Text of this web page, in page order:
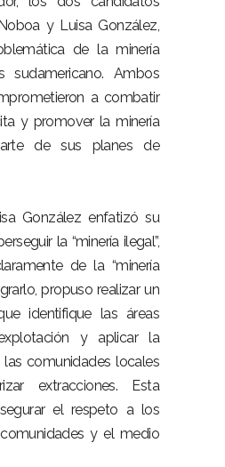
y Luisa González,
de la minería
Ambos
a combatir
y promover la minería
de sus planes de
González enfatizó su
la “minería ilegal”,
de la “minería
propuso realizar un
identifique las áreas
y aplicar la
comunidades locales
extracciones. Esta
el respeto a los
y el medio